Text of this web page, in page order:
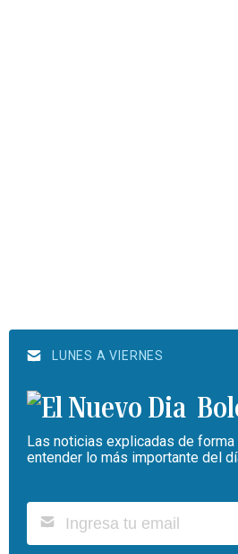
LUNES A VIERNES
Las noticias explicadas de
entender lo más importante del